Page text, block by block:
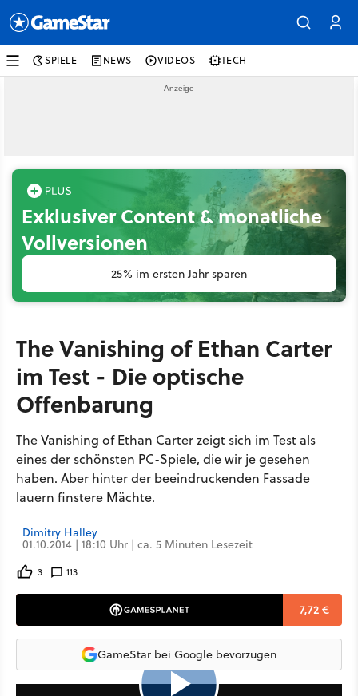
SPIELE NEWS VIDEOS TECH
Exklusiver Content & monatliche
Vollversionen
25% im ersten Jahr sparen
The Vanishing of Ethan Carter
im Test - Die optische
Offenbarung
The Vanishing of Ethan Carter zeigt sich im Test als
eines der schönsten PC-Spiele, die wir je gesehen
haben. Aber hinter der beeindruckenden Fassade
lauern finstere Mächte.
Dimitry Halley
01.10.2014 | 18:10 Uhr | ca. 5 Minuten Lesezeit
3 113
7,72 €
GameStar bei Google bevorzugen
5:31